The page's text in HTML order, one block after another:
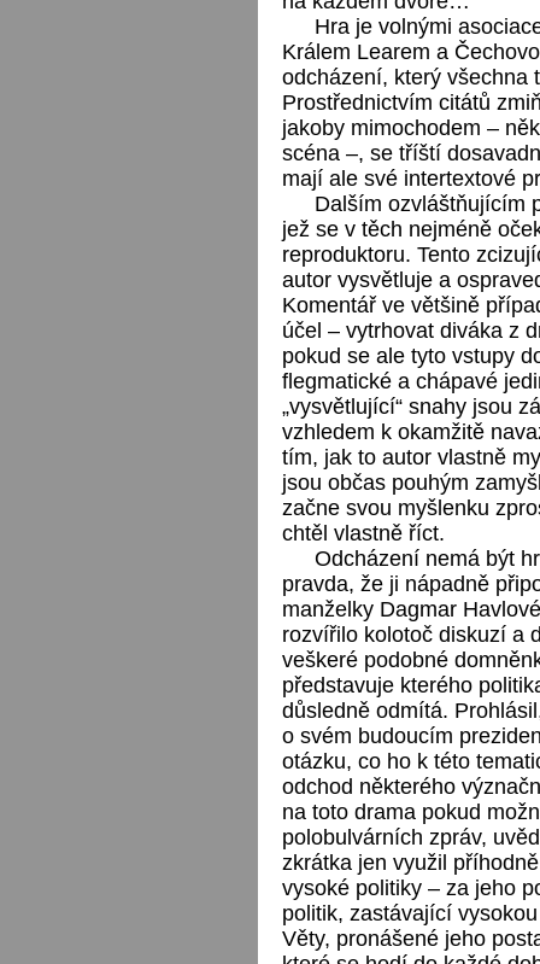
Hra je volnými
Králem Learem a
odcházení, který všechna
Prostřednictvím citátů
jakoby mimochodem –
scéna –, se tříští
mají ale své intertextové
Dalším ozvláštňujícím
jež se v těch nejméně
reproduktoru. Tento
autor vysvětluje a
Komentář ve většině
účel – vytrhovat diváka z
pokud se ale tyto vstupy
flegmatické a chápavé
„vysvětlující“ snahy jsou
vzhledem k okamžitě
tím, jak to autor vlastně
jsou občas pouhým
začne svou myšlenku
chtěl vlastně říct.
Odcházení nemá být
pravda, že ji nápadně
manželky Dagmar
rozvířilo kolotoč diskuzí a
veškeré podobné
představuje kterého
důsledně odmítá.
o svém budoucím
otázku, co ho k této
odchod některého
na toto drama pokud
polobulvárních zpráv,
zkrátka jen využil
vysoké politiky – za jeho
politik, zastávající
Věty, pronášené jeho